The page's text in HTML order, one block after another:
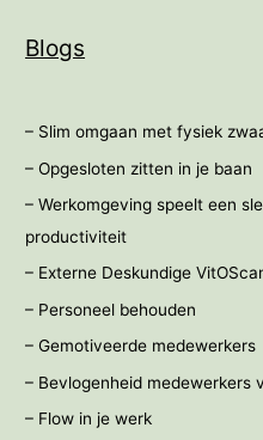
Blogs
– Slim omgaan met fysiek
– Opgesloten zitten in je baan
– Werkomgeving speelt een
productiviteit
– Externe Deskundige
– Personeel behouden
– Gemotiveerde medewerkers
– Bevlogenheid medewerkers
– Flow in je werk